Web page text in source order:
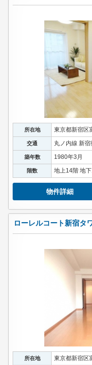
所在地 東京都新宿区
交通 丸ノ内線 新
築年数 1980年3月
階数 地上14階 地
物件詳細
ローレルコート新宿タ
所在地 東京都新宿区